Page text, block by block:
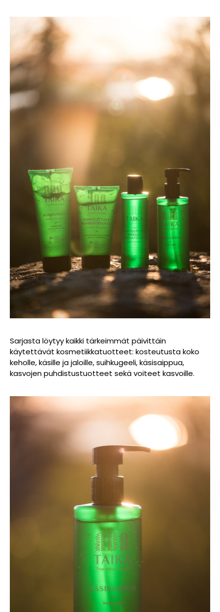
Sarjasta löytyy kaikki tärkeimmät päivittäin
käytettävät kosmetiikkatuotteet: kosteutusta koko
keholle, käsille ja jaloille, suihkugeeli, käsisaippua,
kasvojen puhdistustuotteet sekä voiteet kasvoille.